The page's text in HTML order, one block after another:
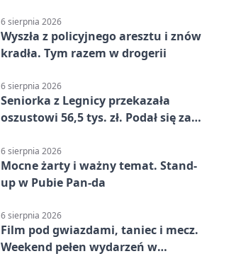
6 sierpnia 2026
Wyszła z policyjnego aresztu i znów
kradła. Tym razem w drogerii
6 sierpnia 2026
Seniorka z Legnicy przekazała
oszustowi 56,5 tys. zł. Podał się za
6 sierpnia 2026
Mocne żarty i ważny temat. Stand-
up w Pubie Pan-da
6 sierpnia 2026
Film pod gwiazdami, taniec i mecz.
Weekend pełen wydarzeń w